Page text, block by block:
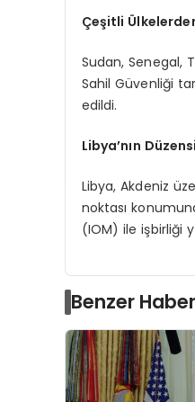
Çeşitli
Sudan, Senegal,
Sahil Güvenliği
edildi.
Libya’nın
Libya, Akdeniz
noktası
(IOM) ile işbirliği
Benzer